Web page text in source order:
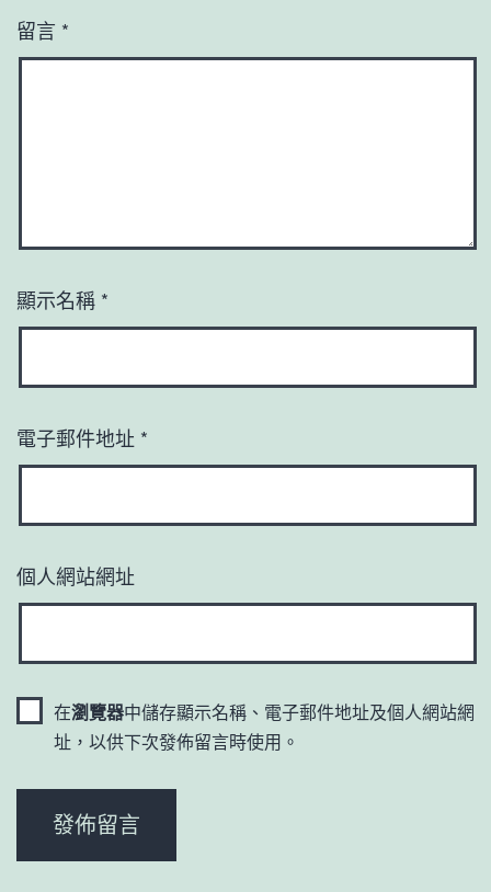
留言 *
顯示名稱 *
電子郵件地址 *
個人網站網址
在瀏覽器中儲存顯示名稱、電子郵件地址及個人網站網
址，以供下次發佈留言時使用。